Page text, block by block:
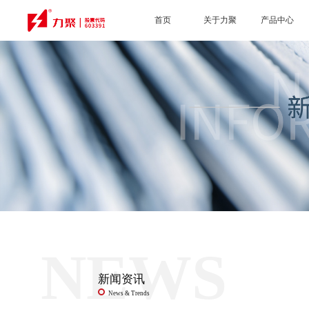
首页 关于力聚 产品中心
NEWS
新闻资讯
News & Trends